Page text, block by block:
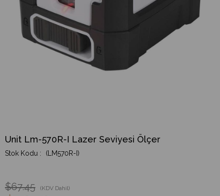
Unit Lm-570R-I Lazer Seviyesi Ölçer
(LM570R-I)
$67.45 (KDV Dahil)